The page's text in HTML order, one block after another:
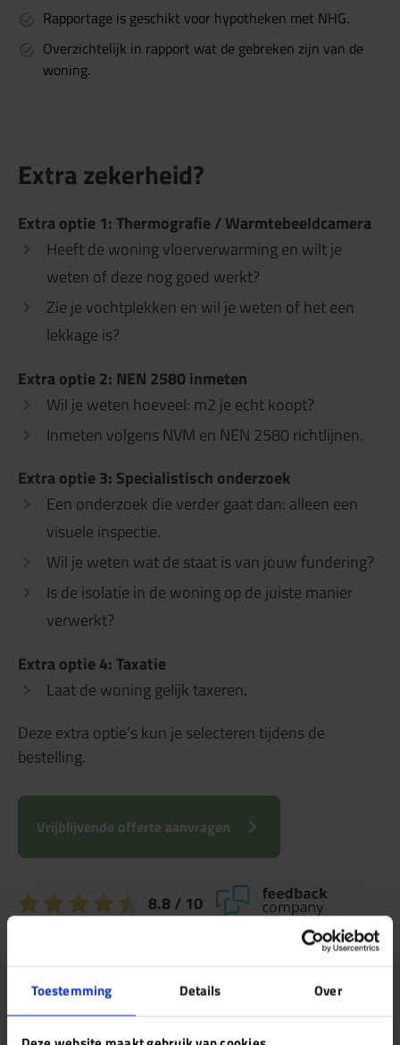
Toestemming Details Over
Rapportage is geschikt voor hypotheken met NHG.
Overzichtelijk in rapport wat de gebreken zijn van de
woning.
Extra zekerheid?
Extra optie 1: Thermografie / Warmtebeeldcamera
Heeft de woning vloerverwarming en wilt je
weten of deze nog goed werkt?
Zie je vochtplekken en wil je weten of het een
lekkage is?
Extra optie 2: NEN 2580 inmeten
Wil je weten hoeveel: m2 je echt koopt?
Inmeten volgens NVM en NEN 2580 richtlijnen.
Extra optie 3: Specialistisch onderzoek
Een onderzoek die verder gaat dan: alleen een
visuele inspectie.
Wil je weten wat de staat is van jouw fundering?
Is de isolatie in de woning op de juiste manier
verwerkt?
Extra optie 4: Taxatie
Laat de woning gelijk taxeren.
Deze extra optie’s kun je selecteren tijdens de
bestelling.
Vrijblijvende offerte aanvragen
8.8/ 10
Ja, ik wil een